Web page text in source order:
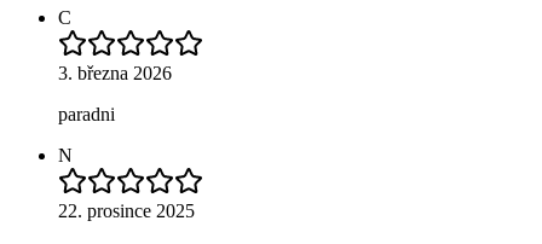
C
3. března 2026
paradni
N
22. prosince 2025